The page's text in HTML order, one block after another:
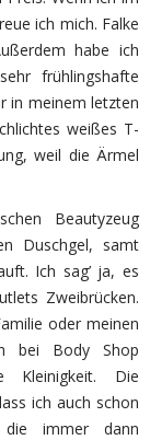
ich mich. Falke
habe ich
frühlingshafte
in meinem letzten
weißes T-
weil die Ärmel
Beautyzeug
Duschgel, samt
Ich sag’ ja, es
Zweibrücken.
oder meinen
bei Body Shop
Die
ich auch schon
immer dann